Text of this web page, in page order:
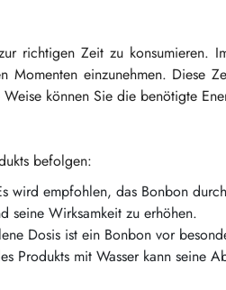
richtigen Zeit zu konsumieren.
Momenten einzunehmen. Diese
können Sie die benötigte
befolgen:
wird empfohlen, das Bonbon
seine Wirksamkeit zu erhöhen.
Dosis ist ein Bonbon vor
Produkts mit Wasser kann seine